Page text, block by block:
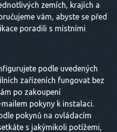
zemích, krajích a
vám, abyste se před
poradili s místními
podle uvedených
zařízeních fungovat bez
po zakoupení
pokyny k instalaci.
pokynů na ovládacím
s jakýmikoli potížemi,